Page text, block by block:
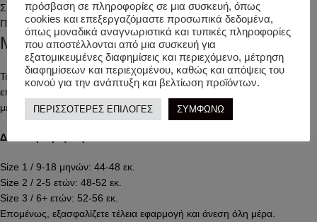
Συμβατό με προδιαγραφές EN71, REACH και SGS
Πλύσιμο μόνο στο χέρι
Μοντέρνο bucket καπέλο για κάθε ηλικία
Το bucket καπέλο προσφέρει άνεση σε κάθε ηλικία. Ωστόσο, η σωστή
επιλογή μεγέθους παίζει σημαντικό ρόλο. Για καλύτερη εφαρμογή,
μετρήστε την περίμετρο κεφαλιού σε εκατοστά.
Διαθέσιμα μεγέθη:
Size 1 / 9-18 μηνών: 44-48 εκ.
Size 2 / 2-5 ετών: 48-52 εκ.
Size 3 / 6+ ετών: 52-56 εκ.
Επομένως, εξασφαλίζετε τέλεια εφαρμογή και άνεση όλη μέρα.
πρόσβαση σε πληροφορίες σε μια συσκευή, όπως
cookies και επεξεργαζόμαστε προσωπικά δεδομένα,
όπως μοναδικά αναγνωριστικά και τυπικές πληροφορίες
που αποστέλλονται από μια συσκευή για
εξατομικευμένες διαφημίσεις και περιεχόμενο, μέτρηση
διαφημίσεων και περιεχομένου, καθώς και απόψεις του
κοινού για την ανάπτυξη και βελτίωση προϊόντων.
ΠΕΡΙΣΣΟΤΕΡΕΣ ΕΠΙΛΟΓΕΣ ΣΥΜΦΩΝΩ